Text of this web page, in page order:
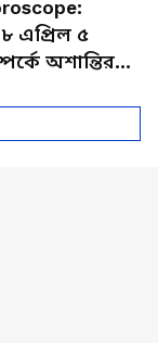
এপ্রিল ৫
অশান্তির